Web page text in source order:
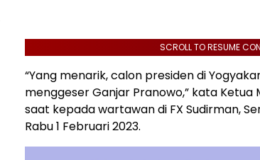
SCROLL TO RESUME
“Yang menarik, calon presiden di
menggeser Ganjar Pranowo,” kata Ketua
saat kepada wartawan di FX Sudirman,
Rabu 1 Februari 2023.